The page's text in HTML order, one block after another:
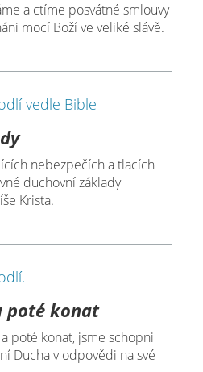
a ctíme posvátné smlouvy
mocí Boží ve veliké slávě.
nebezpečích a tlacích
duchovní základy
Krista.
poté konat
poté konat, jsme schopni
Ducha v odpovědi na své